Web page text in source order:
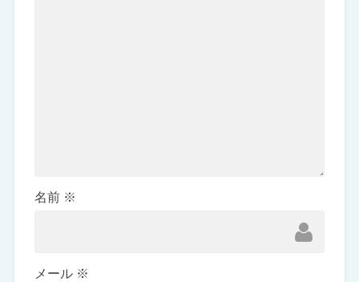
名前 ※
メール ※